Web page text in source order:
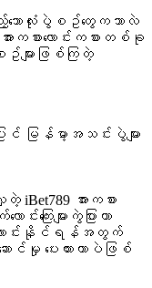
မည့်ဘောလုံးပွဲစဥ်တွေကဘာလဲ
ားကစားလောင်းကစားတစ်ခု
များဖြစ်ကြတဲ့
မြန်မာ့အသင်းပွဲများ
အားကစား
ကြေးများကွဲပြားကာ
ောင်းနိုင်ရန်အတွက်
ာင်မှု ပေးထားတာပဲဖြစ်